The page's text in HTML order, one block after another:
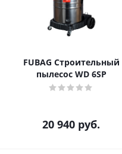
FUBAG Строительный
пылесос WD 6SP
20 940 руб.